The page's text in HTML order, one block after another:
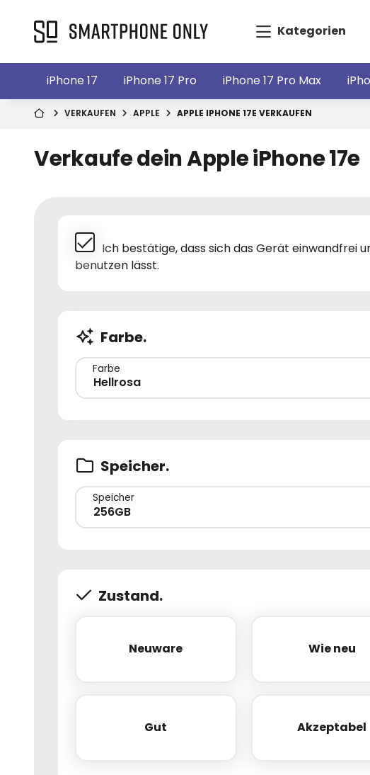
Kategorien
iPhone 17 iPhone 17 Pro iPhone 17 Pro Max
VERKAUFEN APPLE APPLE IPHONE 17E VERKAUFEN
Verkaufe dein Apple iPhone 17e
Ich bestätige, dass sich das Gerät einwandfrei
benutzen lässt.
Farbe.
Farbe
Hellrosa
Speicher.
Speicher
256GB
Zustand.
Neuware
Neuware Wie neu
Wie neu
Gut
Gut Akzeptabel